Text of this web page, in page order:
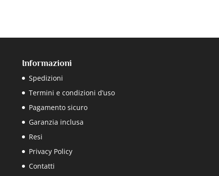
Informazioni
Spedizioni
Termini e condizioni d’uso
Pagamento sicuro
Garanzia inclusa
Resi
Privacy Policy
Contatti